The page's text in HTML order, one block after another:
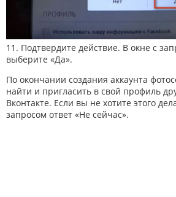
11. Подтвердите действие. В окне с
выберите «Да».
По окончании создания аккаунта
найти и пригласить в свой профиль
Вконтакте. Если вы не хотите этого
запросом ответ «Не сейчас».